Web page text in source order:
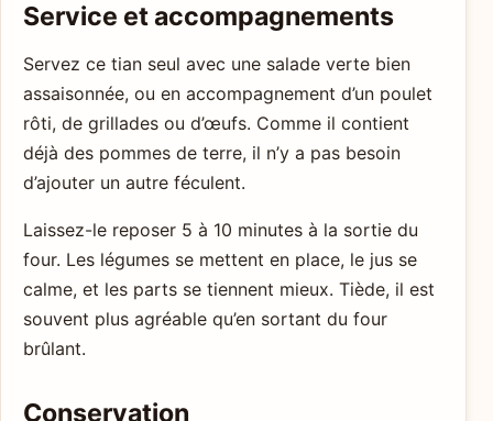
Service et accompagnements
Servez ce tian seul avec une salade verte bien
assaisonnée, ou en accompagnement d’un poulet
rôti, de grillades ou d’œufs. Comme il contient
déjà des pommes de terre, il n’y a pas besoin
d’ajouter un autre féculent.
Laissez-le reposer 5 à 10 minutes à la sortie du
four. Les légumes se mettent en place, le jus se
calme, et les parts se tiennent mieux. Tiède, il est
souvent plus agréable qu’en sortant du four
brûlant.
Conservation